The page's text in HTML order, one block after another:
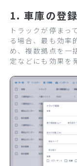
1. 車庫の登録
トラックが停まっ
る場合、最も効率
め、複数拠点を一
定などにも効果を